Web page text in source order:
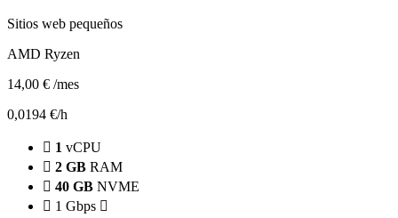
Sitios web pequeños
AMD Ryzen
14,00 € /mes
0,0194 €/h
1 vCPU
2 GB RAM
40 GB NVME
1 Gbps